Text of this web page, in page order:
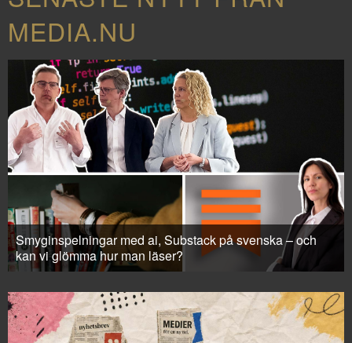
MEDIA.NU
Smyginspelningar med ai, Substack på svenska – och
kan vi glömma hur man läser?